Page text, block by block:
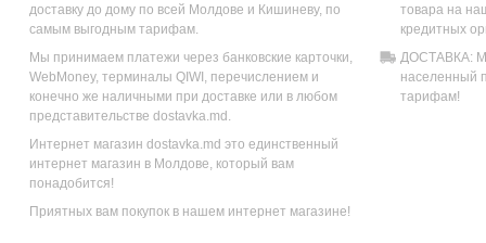
доставку до дому по всей Молдове и Кишиневу, по
самым выгодным тарифам.
Мы принимаем платежи через банковские карточки,
WebMoney, терминалы QIWI, перечислением и
конечно же наличными при доставке или в любом
представительстве dostavka.md.
Интернет магазин dostavka.md это единственный
интернет магазин в Молдове, который вам
понадобится!
Приятных вам покупок в нашем интернет магазине!
товара на
кредитных
ДОСТАВКА:
населенный
тарифам!